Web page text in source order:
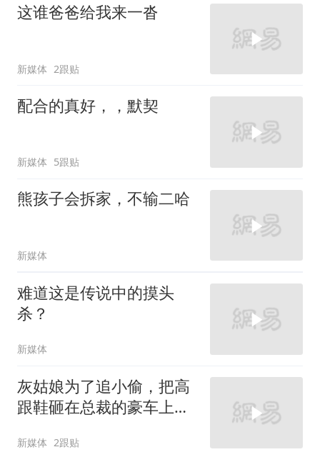
这谁爸爸给我来一沓
新媒体 2跟贴
配合的真好，，默契
新媒体 5跟贴
熊孩子会拆家，不输二哈
新媒体
难道这是传说中的摸头
杀？
新媒体
灰姑娘为了追小偷，把高
跟鞋砸在总裁的豪车上，
新媒体 2跟贴